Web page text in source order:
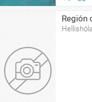
Región